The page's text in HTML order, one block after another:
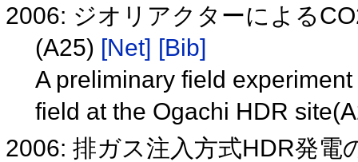
2006: ジオリアクターによる
(A25) [Net] [Bib]
A preliminary field
field at the Ogachi HDR
2006: 排ガス注入方式HDR発電